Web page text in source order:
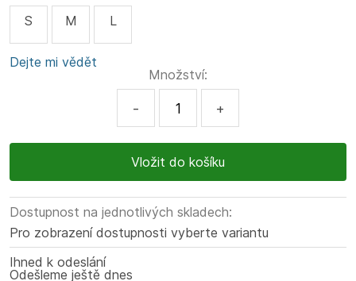
S
M L
Dejte mi vědět
Množství:
- +
Dostupnost na jednotlivých skladech:
Pro zobrazení dostupnosti vyberte variantu
Ihned k odeslání
Odešleme ještě dnes